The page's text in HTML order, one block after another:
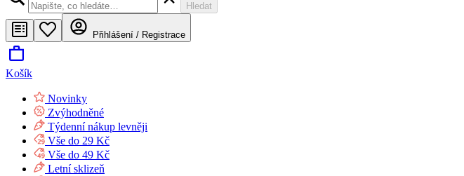
Hledat
Přihlášení / Registrace
Košík
Novinky
Zvýhodněné
Týdenní nákup levněji
Vše do 29 Kč
Vše do 49 Kč
Letní sklizeň